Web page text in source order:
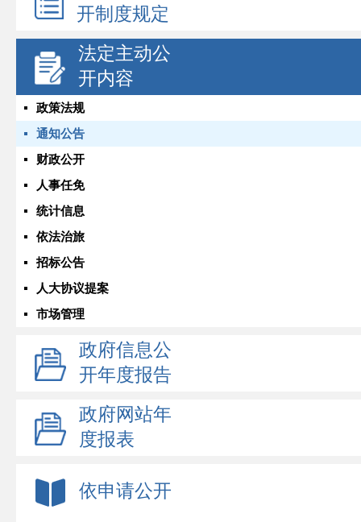
开制度规定
法定主动公
开内容
政策法规
通知公告
财政公开
人事任免
统计信息
依法治旅
招标公告
人大协议提案
市场管理
政府信息公
开年度报告
政府网站年
度报表
依申请公开